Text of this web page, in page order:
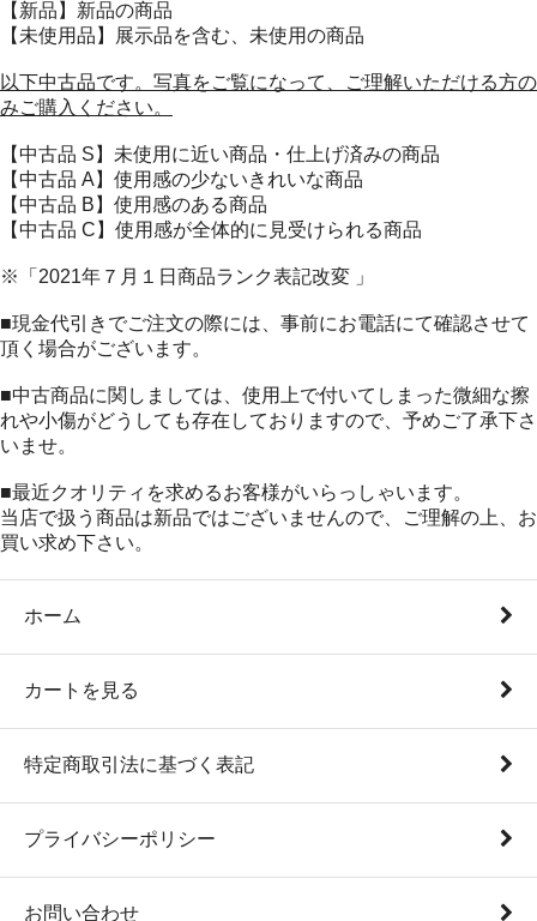
【新品】新品の商品
【未使用品】展示品を含む、未使用の商品
以下中古品です。写真をご覧になって、ご理解いただける方の
みご購入ください。
【中古品 S】未使用に近い商品・仕上げ済みの商品
【中古品 A】使用感の少ないきれいな商品
【中古品 B】使用感のある商品
【中古品 C】使用感が全体的に見受けられる商品
※「2021年７月１日商品ランク表記改変 」
■現金代引きでご注文の際には、事前にお電話にて確認させて
頂く場合がございます。
■中古商品に関しましては、使用上で付いてしまった微細な擦
れや小傷がどうしても存在しておりますので、予めご了承下さ
いませ。
■最近クオリティを求めるお客様がいらっしゃいます。
当店で扱う商品は新品ではございませんので、ご理解の上、お
買い求め下さい。
ホーム
カートを見る
特定商取引法に基づく表記
プライバシーポリシー
お問い合わせ